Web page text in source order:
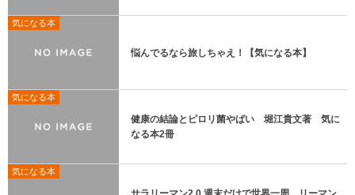
気になる本
悩んでるなら旅しちゃえ！【気になる本】
気になる本
健康の結論とピロリ菌やばい 堀江貴文著 気に
なる本2冊
気になる本